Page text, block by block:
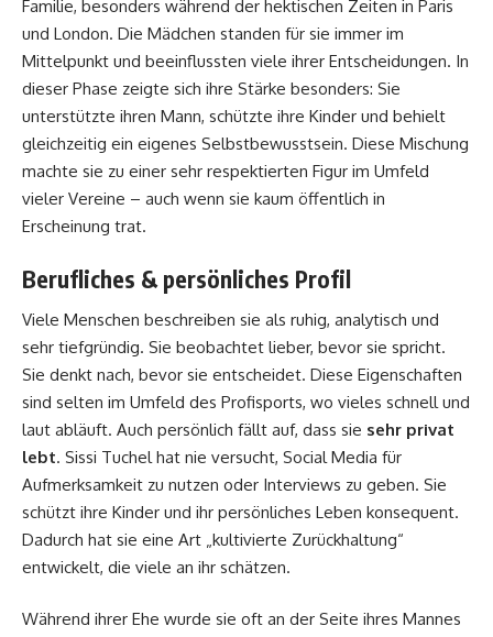
Familie, besonders während der hektischen Zeiten in Paris
und London. Die Mädchen standen für sie immer im
Mittelpunkt und beeinflussten viele ihrer Entscheidungen. In
dieser Phase zeigte sich ihre Stärke besonders: Sie
unterstützte ihren Mann, schützte ihre Kinder und behielt
gleichzeitig ein eigenes Selbstbewusstsein. Diese Mischung
machte sie zu einer sehr respektierten Figur im Umfeld
vieler Vereine – auch wenn sie kaum öffentlich in
Erscheinung trat.
Berufliches & persönliches Profil
Viele Menschen beschreiben sie als ruhig, analytisch und
sehr tiefgründig. Sie beobachtet lieber, bevor sie spricht.
Sie denkt nach, bevor sie entscheidet. Diese Eigenschaften
sind selten im Umfeld des Profisports, wo vieles schnell und
laut abläuft. Auch persönlich fällt auf, dass sie sehr privat
lebt. Sissi Tuchel hat nie versucht, Social Media für
Aufmerksamkeit zu nutzen oder Interviews zu geben. Sie
schützt ihre Kinder und ihr persönliches Leben konsequent.
Dadurch hat sie eine Art „kultivierte Zurückhaltung“
entwickelt, die viele an ihr schätzen.
Während ihrer Ehe wurde sie oft an der Seite ihres Mannes